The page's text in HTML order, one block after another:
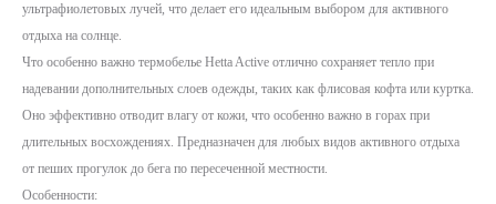
ультрафиолетовых лучей, что делает его идеальным выбором для активного
отдыха на солнце.
Что особенно важно термобелье Hetta Active отлично сохраняет тепло при
надевании дополнительных слоев одежды, таких как флисовая кофта или куртка.
Оно эффективно отводит влагу от кожи, что особенно важно в горах при
длительных восхождениях. Предназначен для любых видов активного отдыха
от пеших прогулок до бега по пересеченной местности.
Особенности: